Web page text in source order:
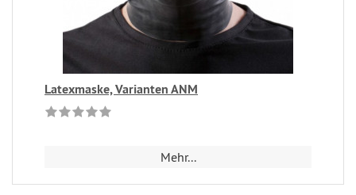
Latexmaske, Varianten ANM
Mehr...